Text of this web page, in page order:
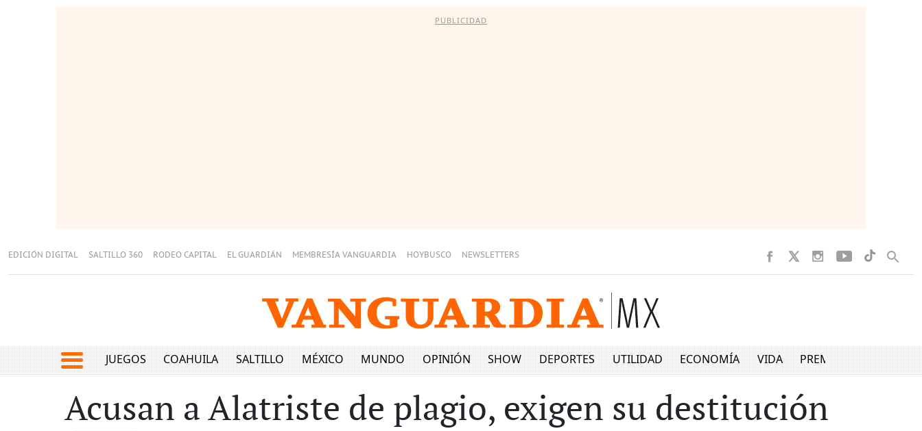
PUBLICIDAD
EDICIÓN DIGITAL SALTILLO 360 RODEO CAPITAL EL GUARDIÁN MEMBRESÍA VANGUARDIA HOYBUSCO NEWSLETTERS
JUEGOS COAHUILA SALTILLO MÉXICO MUNDO OPINIÓN SHOW DEPORTES UTILIDAD ECONOMÍA VIDA PREMIUM
Acusan a Alatriste de plagio, exigen su destitución